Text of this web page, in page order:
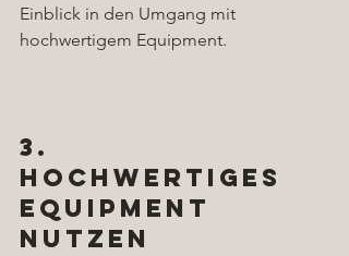
Einblick in den Umgang mit
hochwertigem Equipment.
3.
Hochwertiges
Equipment
nutzen